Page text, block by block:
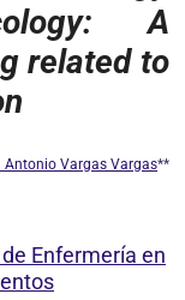
A
related to
Antonio Vargas Vargas**
Enfermería en